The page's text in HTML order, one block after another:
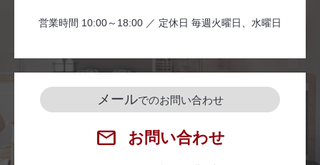
営業時間 10:00～18:00 ／ 定休日 毎週火曜日、水曜日
メールでのお問い合わせ
お問い合わせ